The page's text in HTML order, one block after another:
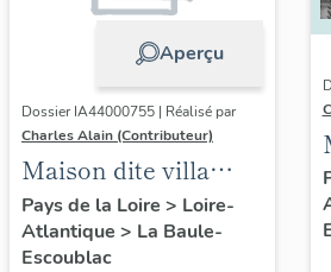
Aperçu
Dossier IA44000755 | Réalisé par
Charles Alain (Contributeur)
Maison dite villa
balnéaire Rénova, 5
allée des Tamaris
Pays de la Loire > Loire-
Atlantique > La Baule-
Escoublac